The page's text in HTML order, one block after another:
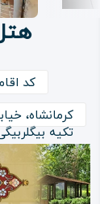
درباره
ما
کد
کرمانشاه،
تکیه